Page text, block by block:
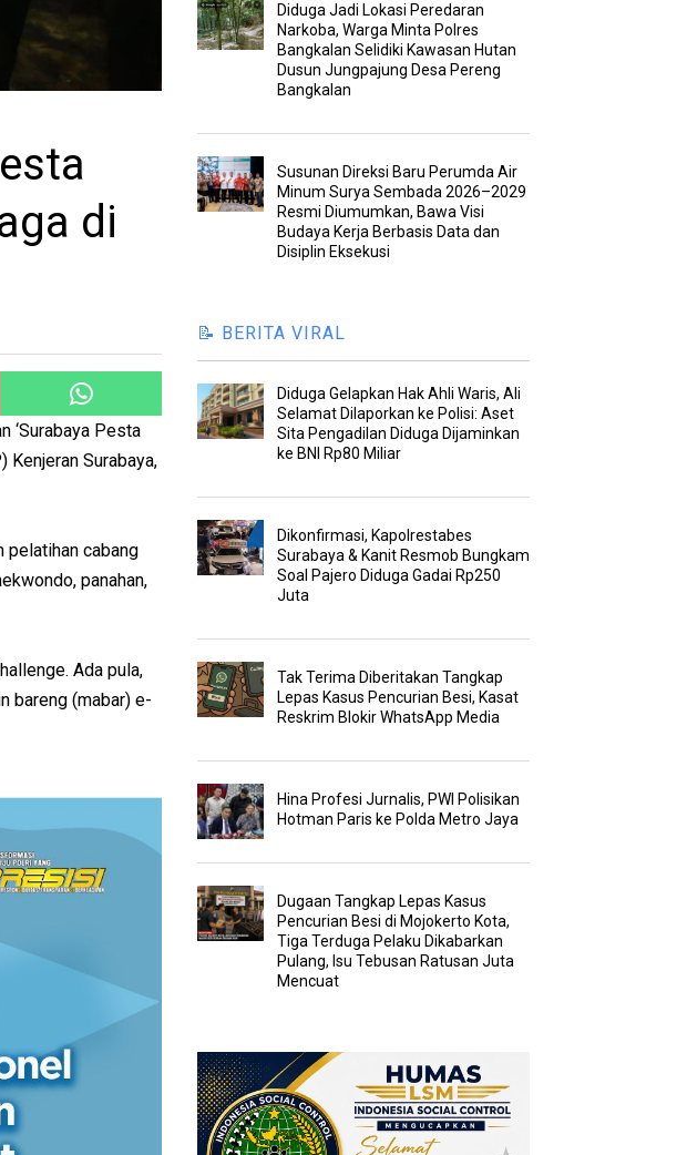
di
‘Surabaya Pesta
Kenjeran Surabaya,
pelatihan cabang
panahan,
Ada pula,
bareng (mabar) e-
Diduga Jadi Lokasi Peredaran
Narkoba, Warga Minta Polres
Bangkalan Selidiki Kawasan Hutan
Dusun Jungpajung Desa Pereng
Bangkalan
Susunan Direksi Baru Perumda Air
Minum Surya Sembada 2026–2029
Resmi Diumumkan, Bawa Visi
Budaya Kerja Berbasis Data dan
Disiplin Eksekusi
📝 BERITA VIRAL
Diduga Gelapkan Hak Ahli Waris, Ali
Selamat Dilaporkan ke Polisi: Aset
Sita Pengadilan Diduga Dijaminkan
ke BNI Rp80 Miliar
Dikonfirmasi, Kapolrestabes
Surabaya & Kanit Resmob Bungkam
Soal Pajero Diduga Gadai Rp250
Juta
Tak Terima Diberitakan Tangkap
Lepas Kasus Pencurian Besi, Kasat
Reskrim Blokir WhatsApp Media
Hina Profesi Jurnalis, PWI Polisikan
Hotman Paris ke Polda Metro Jaya
Dugaan Tangkap Lepas Kasus
Pencurian Besi di Mojokerto Kota,
Tiga Terduga Pelaku Dikabarkan
Pulang, Isu Tebusan Ratusan Juta
Mencuat